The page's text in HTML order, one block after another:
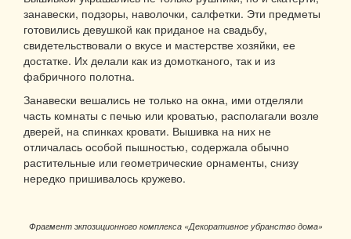
занавески, подзоры, наволочки, салфетки. Эти предметы
готовились девушкой как приданое на свадьбу,
свидетельствовали о вкусе и мастерстве хозяйки, ее
достатке. Их делали как из домотканого, так и из
фабричного полотна.
Занавески вешались не только на окна, ими отделяли
часть комнаты с печью или кроватью, располагали возле
дверей, на спинках кровати. Вышивка на них не
отличалась особой пышностью, содержала обычно
растительные или геометрические орнаменты, снизу
нередко пришивалось кружево.
Фрагмент экпозиционного комплекса «Декоративное убранство дома»